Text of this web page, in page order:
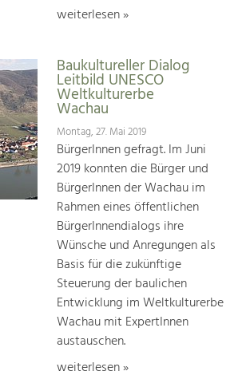
weiterlesen »
Baukultureller Dialog
Leitbild UNESCO
Weltkulturerbe
Wachau
Montag, 27. Mai 2019
BürgerInnen gefragt. Im Juni
2019 konnten die Bürger und
BürgerInnen der Wachau im
Rahmen eines öffentlichen
BürgerInnendialogs ihre
Wünsche und Anregungen als
Basis für die zukünftige
Steuerung der baulichen
Entwicklung im Weltkulturerbe
Wachau mit ExpertInnen
austauschen.
weiterlesen »